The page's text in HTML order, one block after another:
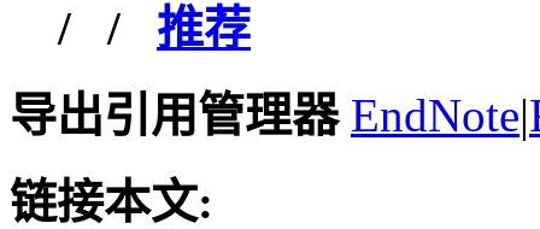
/ / 推荐
导出引用管理器 EndNote|
链接本文: